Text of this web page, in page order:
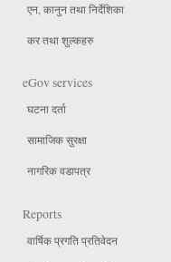
एन, कानुन तथा निर्देशिका
कर तथा शुल्कहरु
eGov services
घटना दर्ता
सामाजिक सुरक्षा
नागरिक वडापत्र
Reports
वार्षिक प्रगति प्रतिवेदन